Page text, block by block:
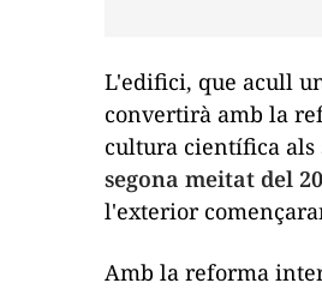
L'edifici, que acull
convertirà amb la
cultura científica als
segona meitat del
l'exterior
Amb la reforma